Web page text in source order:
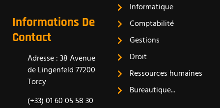
Informations De
Contact
Adresse : 38 Avenue
de Lingenfeld 77200
Torcy
(+33) 01 60 05 58 30
Informatique
Comptabilité
Gestions
Droit
Ressources humaines
Bureautique...